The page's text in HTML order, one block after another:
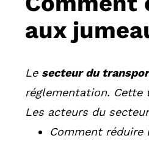
aux
Le secteur du
réglementation. Cette
Les acteurs du
Comment réduire